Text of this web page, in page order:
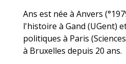
Ans est née à Anvers
l'histoire à Gand (UGent)
politiques à Paris
à Bruxelles depuis 20 ans.